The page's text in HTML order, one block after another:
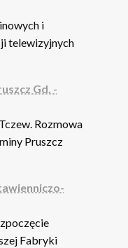
i
telewizyjnych
Gd. -
Rozmowa
Pruszcz
Fabryki